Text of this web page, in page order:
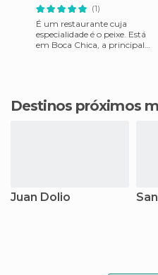
(1)
É um restaurante cuja
especialidade é o peixe. Está
em Boca Chica, a principal
Destinos próximos
Juan Dolio